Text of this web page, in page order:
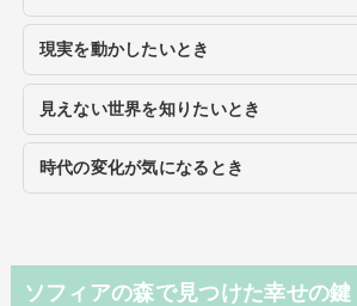
現実を動かしたいとき
見えない世界を知りたいとき
時代の変化が気になるとき
ソフィアの森で見つけた幸せの鍵